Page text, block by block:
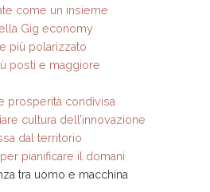
come un insieme
Gig economy
più polarizzato
posti e maggiore
prosperità condivisa
cultura dell’innovazione
dal territorio
pianificare il domani
tra uomo e macchina